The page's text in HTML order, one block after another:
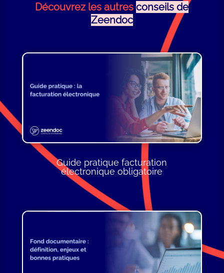
Découvrez les autresconseils de
Zeendoc
Guide pratique facturation
électronique obligatoire